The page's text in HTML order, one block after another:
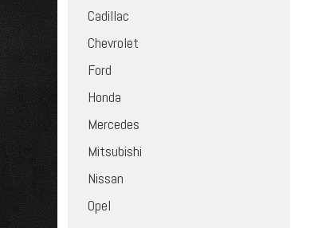
Cadillac
Chevrolet
Ford
Honda
Mercedes
Mitsubishi
Nissan
Opel